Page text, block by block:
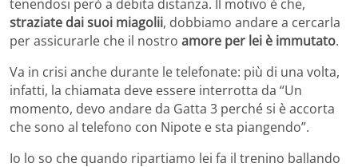
tenendosi però a debita distanza. Il motivo è che,
straziate dai suoi miagolii, dobbiamo andare a cercarla
per assicurarle che il nostro amore per lei è immutato.
Va in crisi anche durante le telefonate: più di una volta,
infatti, la chiamata deve essere interrotta da “Un
momento, devo andare da Gatta 3 perché si è accorta
che sono al telefono con Nipote e sta piangendo”.
Io lo so che quando ripartiamo lei fa il trenino ballando